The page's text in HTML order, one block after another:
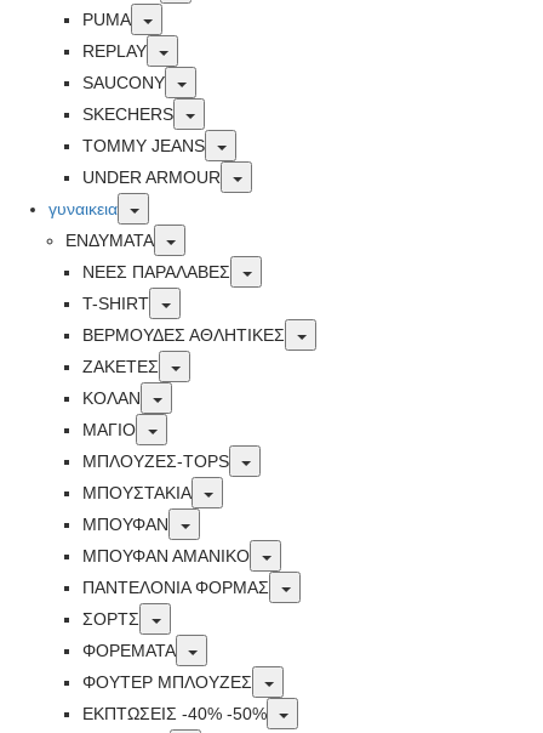
PUMA
Toggle
REPLAY
Toggle
SAUCONY
Toggle
SKECHERS
Toggle
TOMMY JEANS
Toggle
UNDER ARMOUR
Toggle
γυναικεια
Toggle
ΕΝΔΥΜΑΤΑ
Toggle
ΝΕΕΣ ΠΑΡΑΛΑΒΕΣ
Toggle
T-SHIRT
Toggle
ΒΕΡΜΟΥΔΕΣ ΑΘΛΗΤΙΚΕΣ
Toggle
ΖΑΚΕΤΕΣ
Toggle
ΚΟΛΑΝ
Toggle
ΜΑΓΙΟ
Toggle
ΜΠΛΟΥΖΕΣ-TOPS
Toggle
ΜΠΟΥΣΤΑΚΙΑ
Toggle
ΜΠΟΥΦΑΝ
Toggle
ΜΠΟΥΦΑΝ ΑΜΑΝΙΚΟ
Toggle
ΠΑΝΤΕΛΟΝΙΑ ΦΟΡΜΑΣ
Toggle
ΣΟΡΤΣ
Toggle
ΦΟΡΕΜΑΤΑ
Toggle
ΦΟΥΤΕΡ ΜΠΛΟΥΖΕΣ
Toggle
ΕΚΠΤΏΣΕΙΣ -40% -50%
Toggle